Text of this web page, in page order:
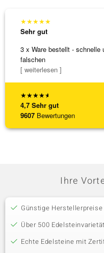
★★★★★
4,7 Sehr gut
9607 Bewertungen
★★★★★
Sehr gut
3 x Ware bestellt - schnelle
falschen
[ weiterlesen ]
Ihre
Günstige Herstellerpreise
Über 500
Echte Edelsteine mit